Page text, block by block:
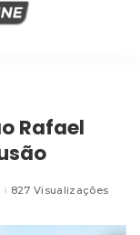
Rafael
827 Visualizações